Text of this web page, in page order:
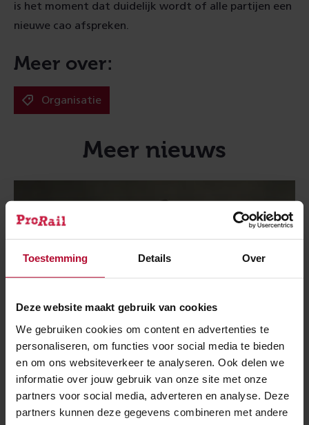
Toestemming Details Over
Deze website maakt gebruik van cookies
We gebruiken cookies om content en advertenties te
personaliseren, om functies voor social media te bieden
en om ons websiteverkeer te analyseren. Ook delen we
informatie over jouw gebruik van onze site met onze
partners voor social media, adverteren en analyse. Deze
partners kunnen deze gegevens combineren met andere
is het moment dat duidelijk wordt of alle partijen een
nieuwe cao afspreken.
Meer over:
Organisatie
Meer nieuws
27 juli 2026